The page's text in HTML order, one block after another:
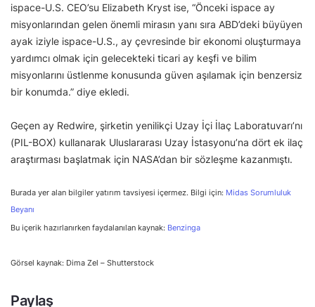
ispace-U.S. CEO’su Elizabeth Kryst ise, “Önceki ispace ay
misyonlarından gelen önemli mirasın yanı sıra ABD’deki büyüyen
ayak iziyle ispace-U.S., ay çevresinde bir ekonomi oluşturmaya
yardımcı olmak için gelecekteki ticari ay keşfi ve bilim
misyonlarını üstlenme konusunda güven aşılamak için benzersiz
bir konumda.” diye ekledi.
Geçen ay Redwire, şirketin yenilikçi Uzay İçi İlaç Laboratuvarı’nı
(PIL-BOX) kullanarak Uluslararası Uzay İstasyonu’na dört ek ilaç
araştırması başlatmak için NASA’dan bir sözleşme kazanmıştı.
Burada yer alan bilgiler yatırım tavsiyesi içermez. Bilgi için: Midas Sorumluluk
Beyanı
Bu içerik hazırlanırken faydalanılan kaynak: Benzinga
Görsel kaynak: Dima Zel – Shutterstock
Paylaş